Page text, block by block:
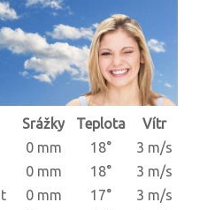
Srážky Teplota
Vítr
0 mm 18°
3 m/s
0 mm 18°
3 m/s
0 mm 17°
3 m/s